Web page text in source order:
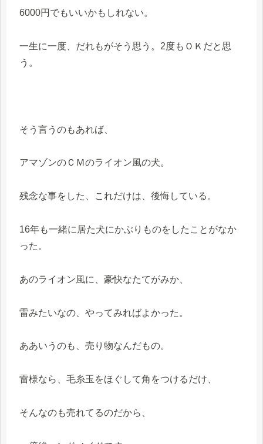
6000円でもいいかもしれない。
一生に一度、だれもがそう思う。2度もＯＫだと思
う。
そう言うのもあれば、
アマゾンのＣＭのライオン風の犬。
残念な事をした、これだけは、後悔している。
16年も一緒に居た犬にかぶりものをしたことがなか
った。
あのライオン風に、豪快なたてがみか、
雷みたいなの、やってみればよかった。
ああいうのも、売り物なんだもの。
雷様なら、毛糸玉をほぐして角をつけるだけ、
そんなのも売れてるのだから、